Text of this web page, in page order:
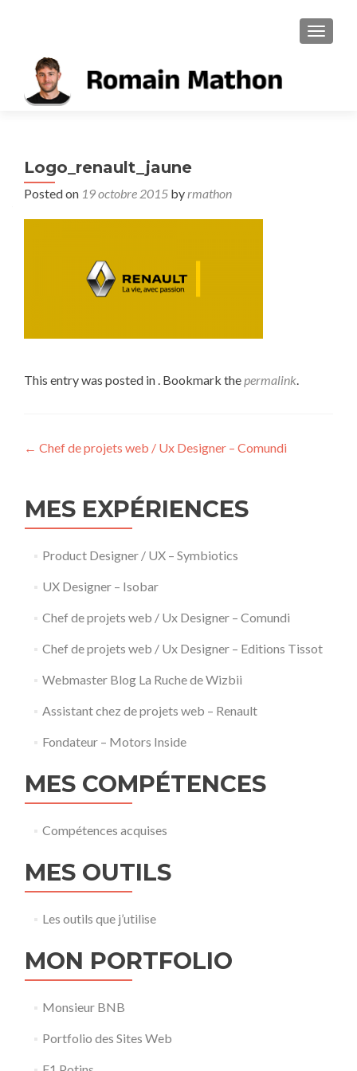
Logo_renault_jaune
Posted on 19 octobre 2015 byrmathon
This entry was posted in . Bookmark thepermalink.
Post
← Chef de projets web / Ux Designer – Comundi
MES EXPÉRIENCES
Product Designer / UX – Symbiotics
UX Designer – Isobar
Chef de projets web / Ux Designer – Comundi
Chef de projets web / Ux Designer – Editions Tissot
Webmaster Blog La Ruche de Wizbii
Assistant chez de projets web – Renault
Fondateur – Motors Inside
MES COMPÉTENCES
Compétences acquises
MES OUTILS
Les outils que j’utilise
MON PORTFOLIO
Monsieur BNB
Portfolio des Sites Web